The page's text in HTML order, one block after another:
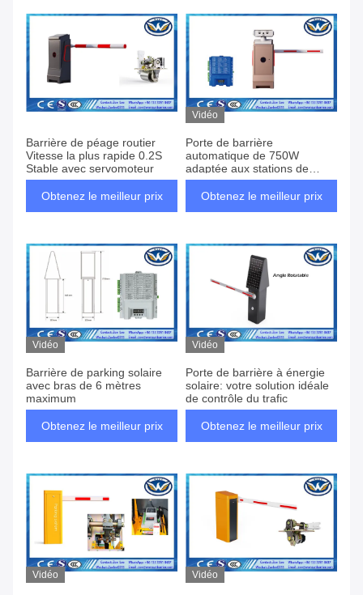
Barrière de péage routier
Vitesse la plus rapide 0.2S
Stable avec servomoteur
Obtenez le meilleur prix
Vidéo
Porte de barrière
automatique de 750W
adaptée aux stations de
péage routière
Obtenez le meilleur prix
Vidéo
Barrière de parking solaire
avec bras de 6 mètres
maximum
Obtenez le meilleur prix
Vidéo
Porte de barrière à énergie
solaire: votre solution idéale
de contrôle du trafic
Obtenez le meilleur prix
Vidéo Vidéo